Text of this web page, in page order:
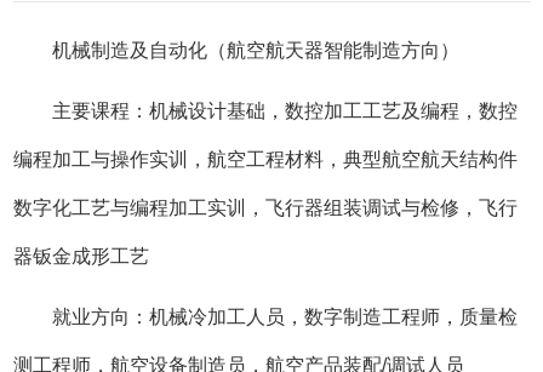
机械制造及自动化（航空航天器智能制造方向）
主要课程：机械设计基础，数控加工工艺及编程，数控
编程加工与操作实训，航空工程材料，典型航空航天结构件
数字化工艺与编程加工实训，飞行器组装调试与检修，飞行
器钣金成形工艺
就业方向：机械冷加工人员，数字制造工程师，质量检
测工程师，航空设备制造员，航空产品装配/调试人员